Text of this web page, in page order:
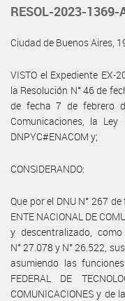
RESOL-2023-
Ciudad de Buenos Aires,
VISTO el Expediente EX-
la Resolución N° 46 de
de fecha 7 de febrero
Comunicaciones, la Ley
DNPYC#ENACOM y;
CONSIDERANDO:
Que por el DNU N° 267
ENTE NACIONAL DE
y descentralizado,
N° 27.078 y N° 26.522,
asumiendo las
FEDERAL DE
COMUNICACIONES y de